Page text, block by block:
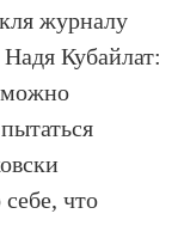
журналу
Кубайлат:
что